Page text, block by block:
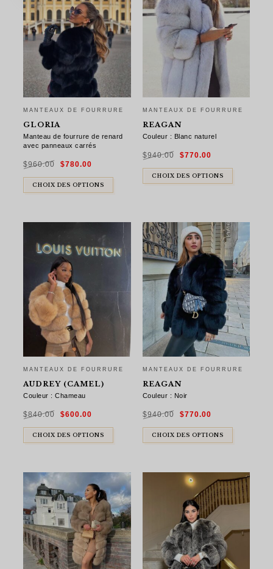
MANTEAUX DE FOURRURE
GLORIA
Manteau de fourrure de renard
avec panneaux carrés
$960.00
Le
prix
était :
$960.00.
$780.00
est :
$780.00.
CHOIX DES OPTIONS
MANTEAUX DE FOURRURE
REAGAN
Couleur : Blanc naturel
$940.00
Le
prix
était :
$940.00.
$770.00prix
est :
$770.00.
CHOIX DES OPTIONS
MANTEAUX DE FOURRURE
AUDREY (CAMEL)
Couleur : Chameau
$840.00
Le
prix
était :
$840.00.
$600.00
est :
$600.00.
CHOIX DES OPTIONS
MANTEAUX DE FOURRURE
REAGAN
Couleur : Noir
$940.00
Le
prix
était :
$940.00.
$770.00prix
est :
$770.00.
CHOIX DES OPTIONS